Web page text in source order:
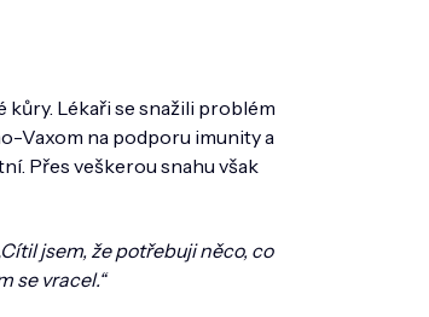
kůry. Lékaři se snažili problém
Vaxom na podporu imunity a
Přes veškerou snahu však
jsem, že potřebuji něco, co
se vracel.“